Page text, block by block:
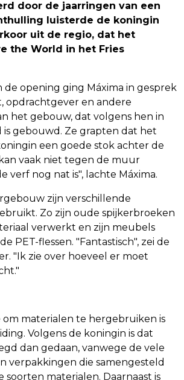
door de jaarringen van een
luisterde de koningin
uit de regio, dat het
the World in het Fries
de opening ging Máxima in gesprek
opdrachtgever en andere
het gebouw, dat volgens hen in
gebouwd. Ze grapten dat het
een goede stok achter de
vaak niet tegen de muur
verf nog nat is", lachte Máxima.
zijn verschillende
Zo zijn oude spijkerbroeken
verwerkt en zijn meubels
PET-flessen. "Fantastisch", zei de
"Ik zie over hoeveel er moet
om materialen te hergebruiken is
Volgens de koningin is dat
dan gedaan, vanwege de vele
verpakkingen die samengesteld
soorten materialen. Daarnaast is